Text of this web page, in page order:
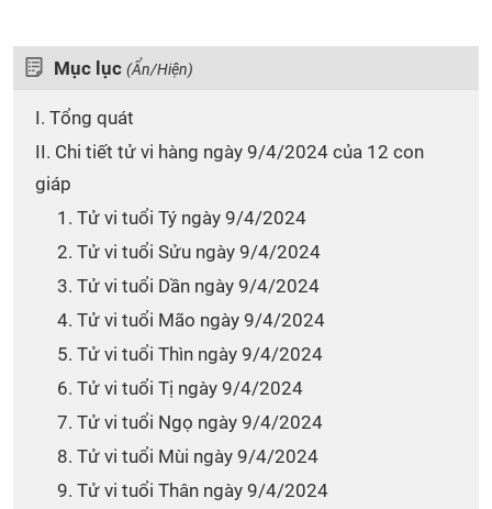
Mục lục (Ẩn/Hiện)
I. Tổng quát
II. Chi tiết tử vi hàng ngày 9/4/2024 của 12 con
giáp
1. Tử vi tuổi Tý ngày 9/4/2024
2. Tử vi tuổi Sửu ngày 9/4/2024
3. Tử vi tuổi Dần ngày 9/4/2024
4. Tử vi tuổi Mão ngày 9/4/2024
5. Tử vi tuổi Thìn ngày 9/4/2024
6. Tử vi tuổi Tị ngày 9/4/2024
7. Tử vi tuổi Ngọ ngày 9/4/2024
8. Tử vi tuổi Mùi ngày 9/4/2024
9. Tử vi tuổi Thân ngày 9/4/2024